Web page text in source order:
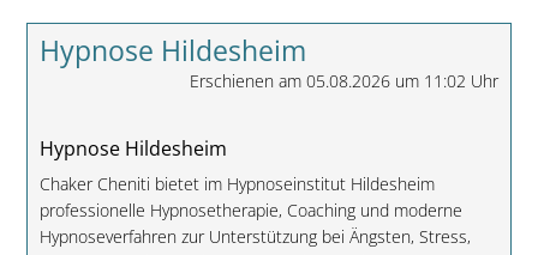
Hypnose Hildesheim
Erschienen am 05.08.2026 um 11:02 Uhr
Hypnose Hildesheim
Chaker Cheniti bietet im Hypnoseinstitut Hildesheim
professionelle Hypnosetherapie, Coaching und moderne
Hypnoseverfahren zur Unterstützung bei Ängsten, Stress,